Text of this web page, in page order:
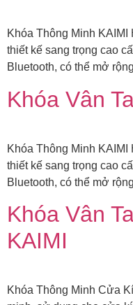
Khóa Thông Minh
thiết kế sang trọng cao
Bluetooth, có thể mở
Khóa Vân
Khóa Thông Minh
thiết kế sang trọng cao
Bluetooth, có thể mở
Khóa Vân
KAIMI
Khóa Thông Minh Cửa